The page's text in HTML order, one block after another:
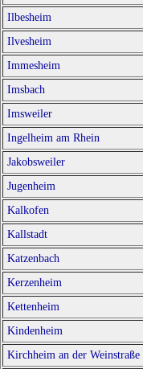
Ilbesheim
Ilvesheim
Immesheim
Imsbach
Imsweiler
Ingelheim am Rhein
Jakobsweiler
Jugenheim
Kalkofen
Kallstadt
Katzenbach
Kerzenheim
Kettenheim
Kindenheim
Kirchheim an der Weinstraße